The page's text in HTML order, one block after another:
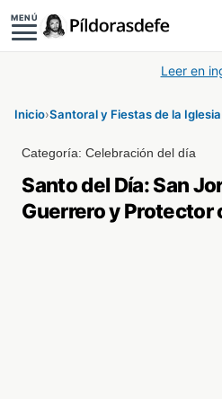
MENÚ
Leer en
Inicio›Santoral y Fiestas de la Iglesia
Categoría:Celebración del día
Santo del Día: San
Guerrero y Protector